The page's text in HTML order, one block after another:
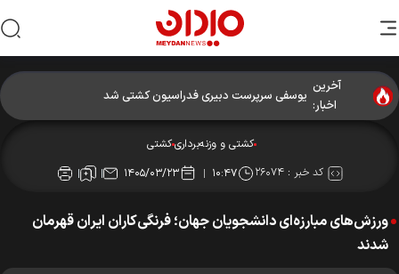
آخرین
اخبار:
یوسفی سرپرست دبیری فدراسیون کشتی شد
کشتی و وزنه‌برداریکشتی
کد خبر :۲۶۰۷۴ ۱۰:۴۷ ۱۴۰۵/۰۳/۲۳
ورزش‌های مبارزه‌ای دانشجویان جهان؛ فرنگی‌کاران ایران قهرمان
شدند